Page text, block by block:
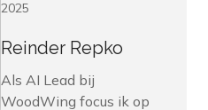
2025
Reinder Repko
Als AI Lead bij
WoodWing focus ik op